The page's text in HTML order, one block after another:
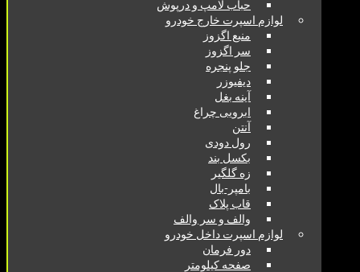
حباب لامپ و درپوش
لوازم اسپرت خارج خودرو
منبع اگزوز
سر اگزوز
جلو پنجره
ابرویی چراغ
رول دودی
بکسل بند
زه گلگیر
بامپر-بال
قاب پلاک
والف و سر والف
لوازم اسپرت داخل خودرو
دور فرمان
صفحه کیلومتر